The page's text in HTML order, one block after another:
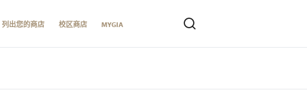
列出您的商店 校区商店 MYGIA